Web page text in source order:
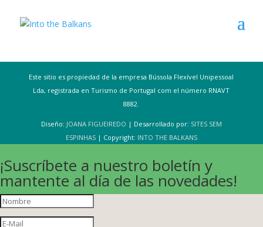
Este sitio es propiedad de la empresa Bússola Flexível Unipessoal
Lda, registrada en Turismo de Portugal com el número RNAVT
8882.
Diseño: JOANA FIGUEIREDO | Desarrollado por: SITES SEM
ESPINHAS| Copyright: INTO THE BALKANS
¡Suscríbete a nuestro boletín y
mantente al día de las novedades!